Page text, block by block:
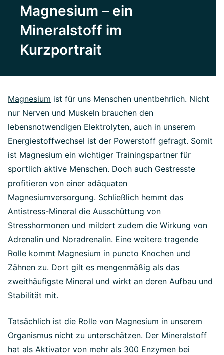
Magnesium – ein
Mineralstoff im
Kurzportrait
Magnesium ist für uns Menschen unentbehrlich. Nicht
nur Nerven und Muskeln brauchen den
lebensnotwendigen Elektrolyten, auch in unserem
Energiestoffwechsel ist der Powerstoff gefragt. Somit
ist Magnesium ein wichtiger Trainingspartner für
sportlich aktive Menschen. Doch auch Gestresste
profitieren von einer adäquaten
Magnesiumversorgung. Schließlich hemmt das
Antistress-Mineral die Ausschüttung von
Stresshormonen und mildert zudem die Wirkung von
Adrenalin und Noradrenalin. Eine weitere tragende
Rolle kommt Magnesium in puncto Knochen und
Zähnen zu. Dort gilt es mengenmäßig als das
zweithäufigste Mineral und wirkt an deren Aufbau und
Stabilität mit.
Tatsächlich ist die Rolle von Magnesium in unserem
Organismus nicht zu unterschätzen. Der Mineralstoff
hat als Aktivator von mehr als 300 Enzymen bei